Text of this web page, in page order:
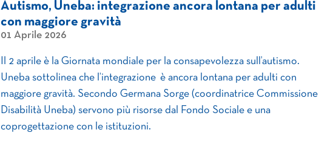
Autismo, Uneba: integrazione ancora lontana per adulti
con maggiore gravità
01 Aprile 2026
Il 2 aprile è la Giornata mondiale per la consapevolezza sull’autismo.
Uneba sottolinea che l’integrazione è ancora lontana per adulti con
maggiore gravità. Secondo Germana Sorge (coordinatrice Commissione
Disabilità Uneba) servono più risorse dal Fondo Sociale e una
coprogettazione con le istituzioni.